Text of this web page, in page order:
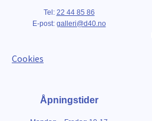
Tel: 22 44 85 86
E-post: galleri@d40.no
Cookies
Åpningstider